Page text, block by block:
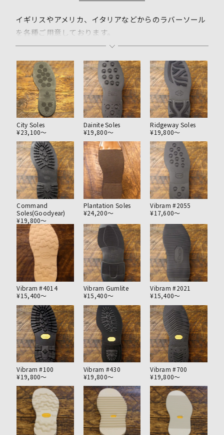
イギリスやアメリカ、イタリアなどからのラバーソール
を各種ご用意しております。
これら以外にも載せきれていない素材がございますので
お電話や店頭にてお問い合わせください。
よりお好みに合わせるカスタムオールソールも行ってお
ります。
カスタムをご依頼の際には仕上がりイメージが共有出来
る画像などがあるとイメージ違いが少なくなりますので
ご用意い頂けますと安心です。
City Soles
¥23,100〜
Dainite Soles
¥19,800〜
Ridgeway Soles
¥19,800〜
Command
Soles(Goodyear)
¥19,800〜
Plantation Soles
¥24,200〜
Vibram #2055
¥17,600〜
Vibram #4014
¥15,400〜
Vibram Gumlite
¥15,400〜
Vibram #2021
¥15,400〜
Vibram #100
¥19,800〜
Vibram #430
¥19,800〜
Vibram #700
¥19,800〜